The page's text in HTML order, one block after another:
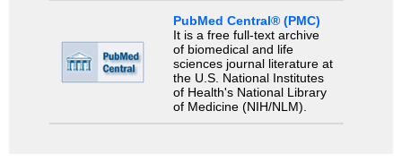
PubMed Central® (PMC)
It is a free full-text archive
of biomedical and life
sciences journal literature at
the U.S. National Institutes
of Health's National Library
of Medicine (NIH/NLM).